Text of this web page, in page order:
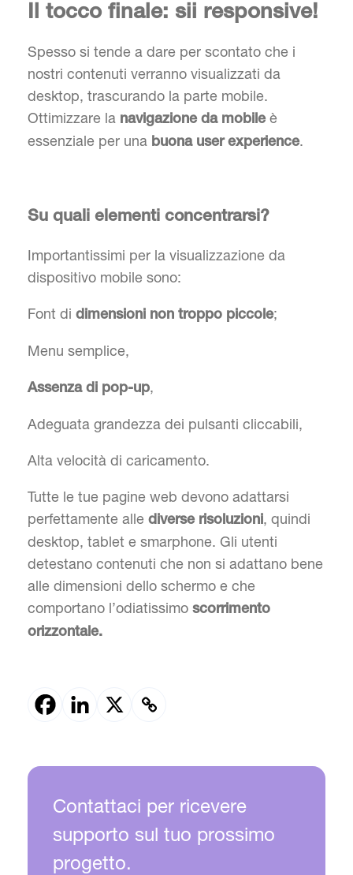
Il tocco finale: sii responsive!
Spesso si tende a dare per scontato che i
nostri contenuti verranno visualizzati da
desktop, trascurando la parte mobile.
Ottimizzare la navigazione da mobileè
essenziale per una buona user experience.
Su quali elementi concentrarsi?
Importantissimi per la visualizzazione da
dispositivo mobile sono:
Font di dimensioni non troppo piccole;
Menu semplice,
Assenza di pop-up,
Adeguata grandezza dei pulsanti cliccabili,
Alta velocità di caricamento.
Tutte le tue pagine web devono adattarsi
perfettamente alle diverse risoluzioni, quindi
desktop, tablet e smarphone. Gli utenti
detestano contenuti che non si adattano bene
alle dimensioni dello schermo e che
comportano l’odiatissimo scorrimento
orizzontale.
Contattaci per ricevere
supporto sul tuo prossimo
progetto.